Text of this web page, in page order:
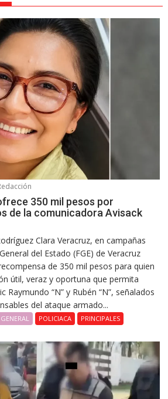
350 mil pesos por
de la comunicadora Avisack
Clara Veracruz, en campañas
del Estado (FGE) de Veracruz
de 350 mil pesos para quien
útil, veraz y oportuna que permita
Raymundo “N” y Rubén “N”, señalados
del ataque armado...
POLICIACA PRINCIPALES